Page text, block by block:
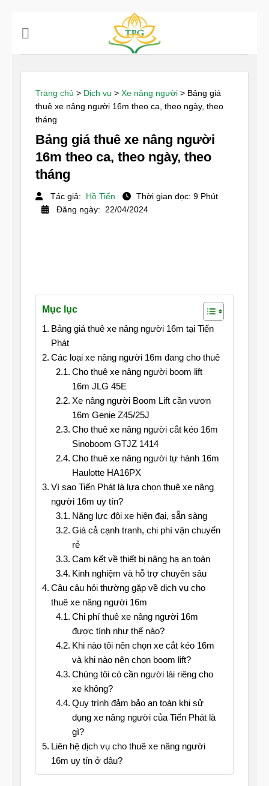
Trang chủ > Dịch vụ > Xe nâng người > Bảng giá
thuê xe nâng người 16m theo ca, theo ngày, theo
tháng
Bảng giá thuê xe nâng người
16m theo ca, theo ngày, theo
tháng
Tác giả: Hồ Tiến
Thời gian đọc: 9 Phút
Đăng ngày: 22/04/2024
Mục lục
Bảng giá thuê xe nâng người 16m tại Tiến
Phát
Các loại xe nâng người 16m đang cho thuê
Cho thuê xe nâng người boom lift
16m JLG 45E
Xe nâng người Boom Lift cần vươn
16m Genie Z45/25J
Cho thuê xe nâng người cắt kéo 16m
Sinoboom GTJZ 1414
Cho thuê xe nâng người tự hành 16m
Haulotte HA16PX
Vì sao Tiến Phát là lựa chọn thuê xe nâng
người 16m uy tín?
Năng lực đội xe hiện đại, sẵn sàng
Giá cả cạnh tranh, chi phí vận chuyển
rẻ
Cam kết về thiết bị nâng hạ an toàn
Kinh nghiệm và hỗ trợ chuyên sâu
Câu câu hỏi thường gặp về dịch vụ cho
thuê xe nâng người 16m
Chi phí thuê xe nâng người 16m
được tính như thế nào?
Khi nào tôi nên chọn xe cắt kéo 16m
và khi nào nên chọn boom lift?
Chúng tôi có cần người lái riêng cho
xe không?
Quy trình đảm bảo an toàn khi sử
dụng xe nâng người của Tiến Phát là
gì?
Liên hệ dịch vụ cho thuê xe nâng người
16m uy tín ở đâu?